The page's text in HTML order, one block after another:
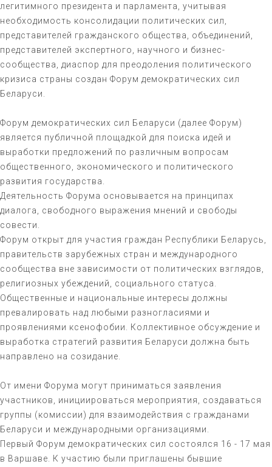
легитимного президента и парламента, учитывая
необходимость консолидации политических сил,
представителей гражданского общества, объединений,
представителей экспертного, научного и бизнес-
сообщества, диаспор для преодоления политического
кризиса страны создан Форум демократических сил
Беларуси.
Форум демократических сил Беларуси (далее Форум)
является публичной площадкой для поиска идей и
выработки предложений по различным вопросам
общественного, экономического и политического
развития государства.
Деятельность Форума основывается на принципах
диалога, свободного выражения мнений и свободы
совести.
Форум открыт для участия граждан Республики Беларусь,
правительств зарубежных стран и международного
сообщества вне зависимости от политических взглядов,
религиозных убеждений, социального статуса.
Общественные и национальные интересы должны
превалировать над любыми разногласиями и
проявлениями ксенофобии. Коллективное обсуждение и
выработка стратегий развития Беларуси должна быть
направлено на созидание.
От имени Форума могут приниматься заявления
участников, инициироваться мероприятия, создаваться
группы (комиссии) для взаимодействия с гражданами
Беларуси и международными организациями.
Первый Форум демократических сил состоялся 16 - 17 мая
в Варшаве. К участию были приглашены бывшие